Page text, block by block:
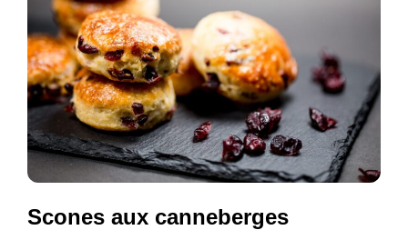
Scones aux canneberges